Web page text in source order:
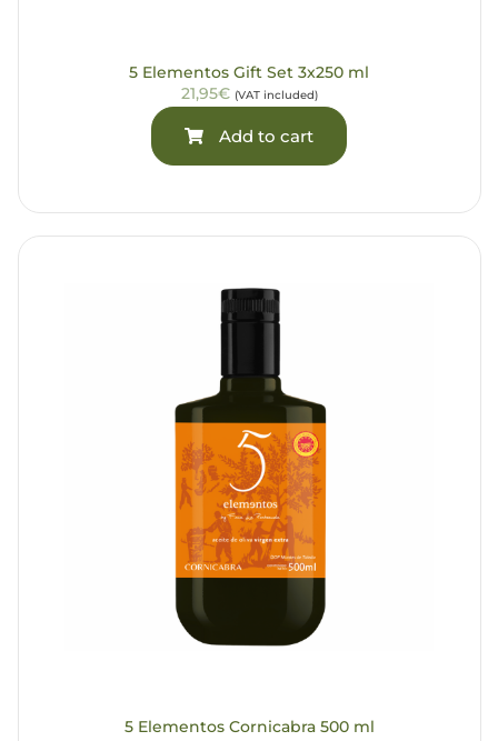
5 Elementos Gift Set 3x250 ml
21,95€ (VAT included)
Add to cart
5 Elementos Cornicabra 500 ml